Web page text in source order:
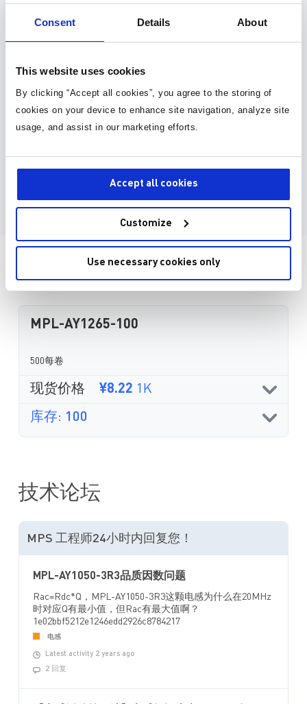
Consent Details About
This website uses cookies
By clicking “Accept all cookies”, you agree to the storing of
cookies on your device to enhance site navigation, analyze site
usage, and assist in our marketing efforts.
Accept all cookies
Customize
Use necessary cookies only
EDA model is not yet available for this part.
Please enter your email address and we will notify
Submit Request
直接从MPS购买
MPL-AY1265-100
500每卷
现货价格 ¥8.22 1K
库存: 100
技术论坛
MPS 工程师24小时内回复您！
MPL-AY1050-3R3品质因数问题
Rac=Rdc*Q，MPL-AY1050-3R3这颗电感为什么在20MHz
时对应Q有最小值，但Rac有最大值啊？
1e02bbf5212e1246edd2926c8784217
电感
Latest activity 2 years ago
2 回复